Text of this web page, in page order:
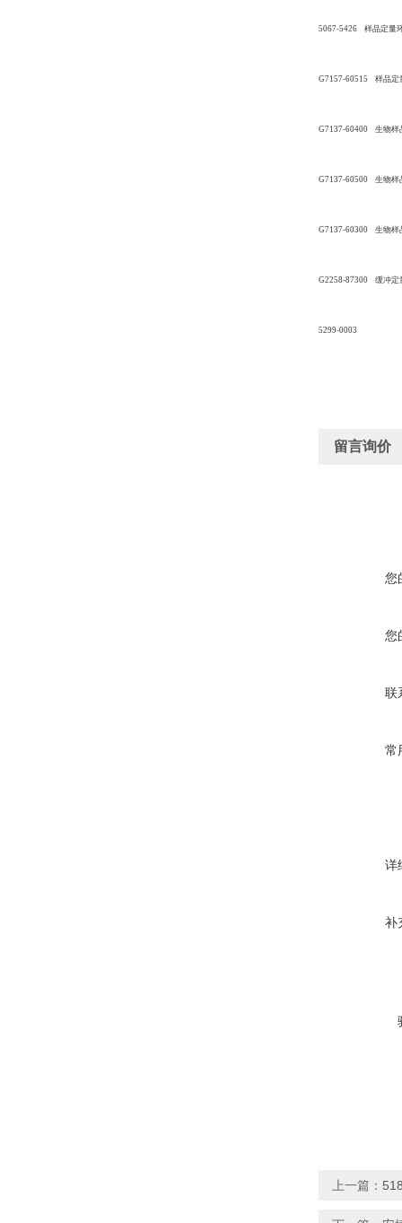
5067-5426 样品定量
G7157-60515 样品定
G7137-60400 生物样
G7137-60500 生物样
G7137-60300 生物样
G2258-87300 缓冲定
5299-0003
留言询价
您
您
联
常
详
补
上一篇：